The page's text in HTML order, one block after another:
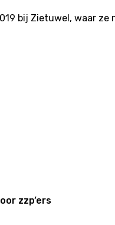
bij Zietuwel, waar
zzp’ers